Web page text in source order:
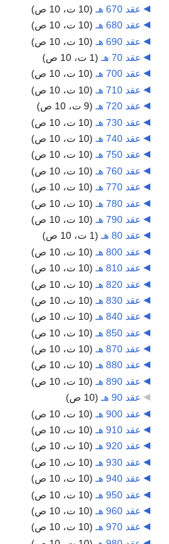
عقد 670 هـ
(10 ت، 10 ص)
عقد 680 هـ
‏ (10 ت، 10 ص)
عقد 690 هـ
(10 ت، 10 ص)
عقد 70 هـ
(1 ت، 10 ص)
عقد 700 هـ
‏ (10 ت، 10 ص)
عقد 710 هـ
(10 ت، 10 ص)
عقد 720 هـ
‏ (9 ت، 10 ص)
عقد 730 هـ
(10 ت، 10 ص)
عقد 740 هـ
(10 ت، 10 ص)
عقد 750 هـ
‏ (10 ت، 10 ص)
عقد 760 هـ
(10 ت، 10 ص)
عقد 770 هـ
(10 ت، 10 ص)
عقد 780 هـ
(10 ت، 10 ص)
عقد 790 هـ
(10 ت، 10 ص)
عقد 80 هـ
‏ (1 ت، 10 ص)
عقد 800 هـ
(10 ت، 10 ص)
عقد 810 هـ
(10 ت، 10 ص)
عقد 820 هـ
(10 ت، 10 ص)
عقد 830 هـ
(10 ت، 10 ص)
عقد 840 هـ
‏ (10 ت، 10 ص)
عقد 850 هـ
(10 ت، 10 ص)
عقد 870 هـ
(10 ت، 10 ص)
عقد 880 هـ
‏ (10 ت، 10 ص)
عقد 890 هـ
(10 ت، 10 ص)
عقد 90 هـ
‏ (10 ص)
عقد 900 هـ
(10 ت، 10 ص)
عقد 910 هـ
(10 ت، 10 ص)
عقد 920 هـ
‏ (10 ت، 10 ص)
عقد 930 هـ
(10 ت، 10 ص)
عقد 940 هـ
‏ (10 ت، 10 ص)
عقد 950 هـ
(10 ت، 10 ص)
عقد 960 هـ
(10 ت، 10 ص)
عقد 970 هـ
‏ (10 ت، 10 ص)